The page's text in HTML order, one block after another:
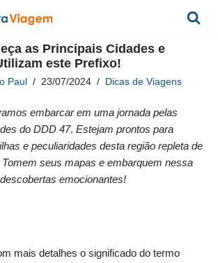
as Principais Cidades e
este Prefixo!
Paul 23/07/2024 Dicas de Viagens
embarcar em uma jornada pelas
do DDD 47. Estejam prontos para
e peculiaridades desta região repleta de
seus mapas e embarquem nessa
emocionantes!
mais detalhes o significado do termo